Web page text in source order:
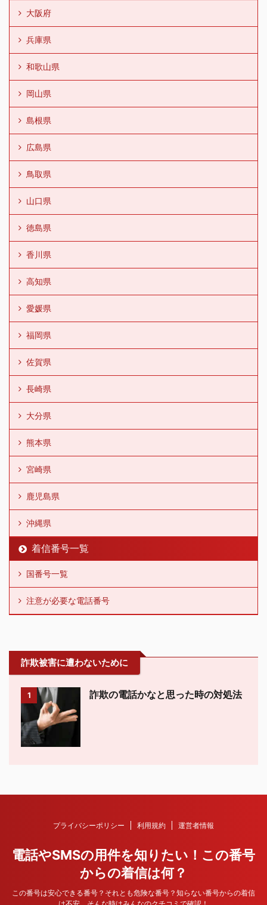
大阪府
兵庫県
和歌山県
岡山県
島根県
広島県
鳥取県
山口県
徳島県
香川県
高知県
愛媛県
福岡県
佐賀県
長崎県
大分県
熊本県
宮崎県
鹿児島県
沖縄県
着信番号一覧
国番号一覧
注意が必要な電話番号
詐欺被害に遭わないために
1 詐欺の電話かなと思った時の対処法
プライバシーポリシー 利用規約 運営者情報
電話やSMSの用件を知りたい！この番号
からの着信は何？
この番号は安心できる番号？それとも危険な番号？知らない番号からの着信